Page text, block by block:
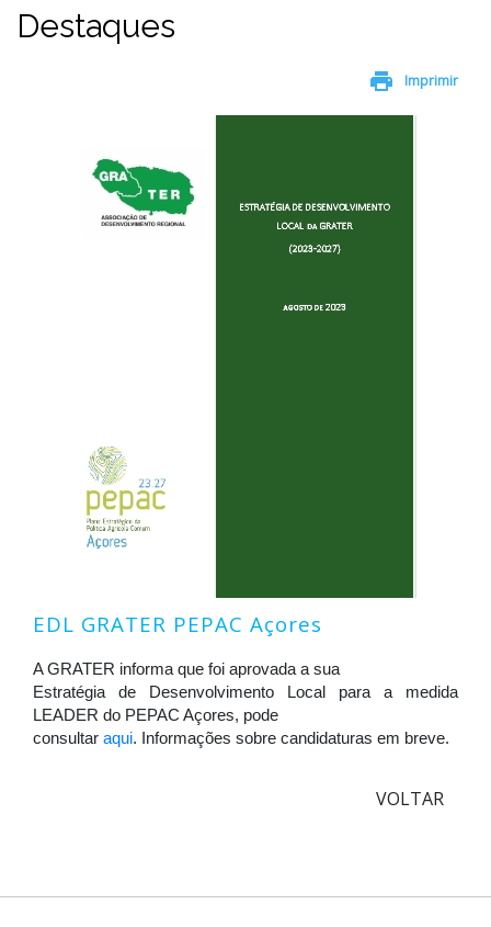
Destaques
print Imprimir
EDL GRATER PEPAC Açores
A GRATER informa que foi aprovada a sua
Estratégia de Desenvolvimento Local para a medida
LEADER do PEPAC Açores, pode
consultar aqui. Informações sobre candidaturas em breve.
VOLTAR